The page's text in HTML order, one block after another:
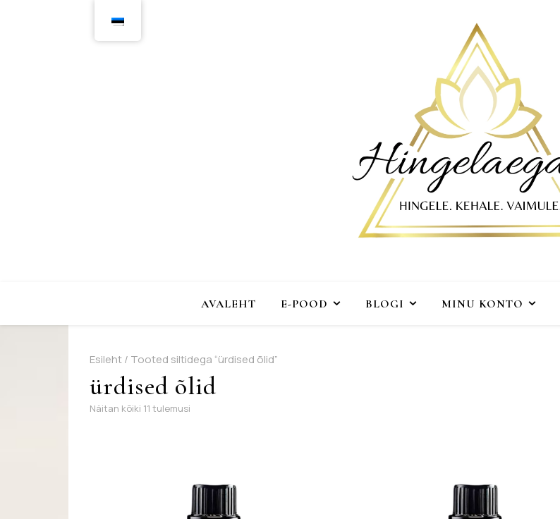
AVALEHT E-POOD BLOGI MINU KONTO
Esileht/ Tooted siltidega “ürdised õlid”
ürdised õlid
Näitan kõiki 11 tulemusi